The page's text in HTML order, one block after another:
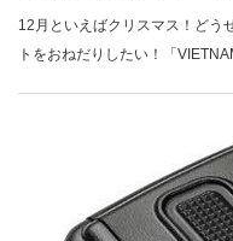
12月といえばクリスマス！どう
トをおねだりしたい！「